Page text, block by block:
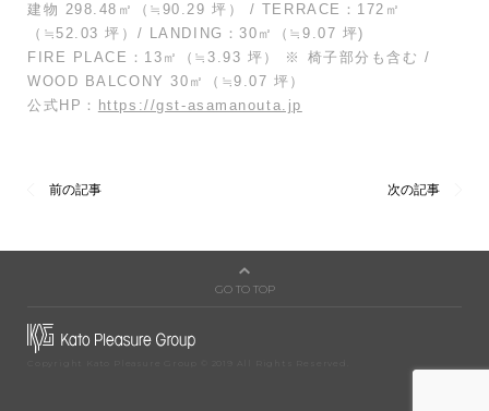
建物 298.48㎡（≒90.29 坪） / TERRACE：172㎡
（≒52.03 坪）/ LANDING：30㎡（≒9.07 坪)
FIRE PLACE：13㎡（≒3.93 坪） ※ 椅子部分も含む /
WOOD BALCONY 30㎡（≒9.07 坪）
公式HP：
https://gst-asamanouta.jp
GO TO TOP